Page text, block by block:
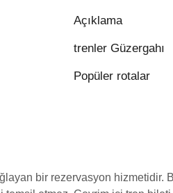
Açıklama
trenler Güzergahı
Popüler rotalar
bir rezervasyon hizmetidir.